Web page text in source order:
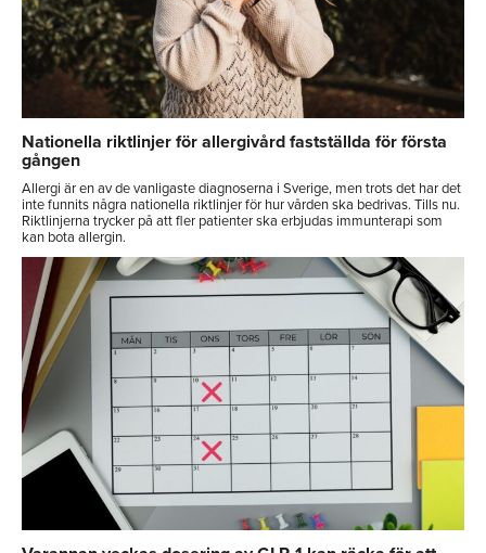
Nationella riktlinjer för allergivård fastställda för första
gången
Allergi är en av de vanligaste diagnoserna i Sverige, men trots det har det
inte funnits några nationella riktlinjer för hur vården ska bedrivas. Tills nu.
Riktlinjerna trycker på att fler patienter ska erbjudas immunterapi som
kan bota allergin.